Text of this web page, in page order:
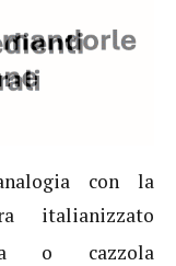
con la
italianizzato
o cazzola